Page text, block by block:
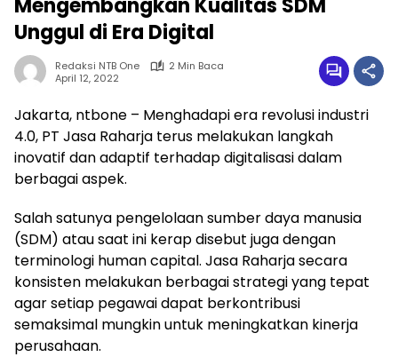
Mengembangkan Kualitas SDM
Unggul di Era Digital
Redaksi NTB One
2 Min Baca
April 12, 2022
Jakarta, ntbone – Menghadapi era revolusi industri
4.0, PT Jasa Raharja terus melakukan langkah
inovatif dan adaptif terhadap digitalisasi dalam
berbagai aspek.
Salah satunya pengelolaan sumber daya manusia
(SDM) atau saat ini kerap disebut juga dengan
terminologi human capital. Jasa Raharja secara
konsisten melakukan berbagai strategi yang tepat
agar setiap pegawai dapat berkontribusi
semaksimal mungkin untuk meningkatkan kinerja
perusahaan.